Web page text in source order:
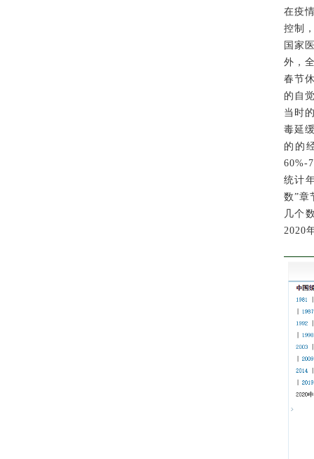
在疫
控制
国家
外，
春节
的自
当时
毒延
的的
60%-
统计
数”章
几个
2020